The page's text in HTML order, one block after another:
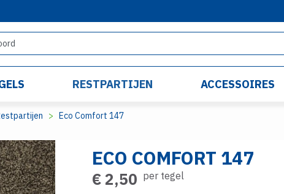
RESTPARTIJEN ACCESSOIRES
Eco Comfort 147
ECO COMFORT 147
€ 2,50 per tegel